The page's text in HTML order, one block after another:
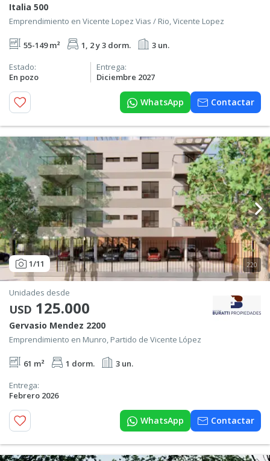
Italia 500
Emprendimiento en Vicente Lopez Vias / Rio, Vicente Lopez
55-149 m² 1, 2 y 3 dorm.
3 un.
Estado:
En pozo
Entrega:
Diciembre 2027
WhatsApp Contactar
1/11 220
Unidades desde
USD 125.000
Gervasio Mendez 2200
Emprendimiento en Munro, Partido de Vicente López
61 m² 1 dorm.
3 un.
Entrega:
Febrero 2026
WhatsApp Contactar